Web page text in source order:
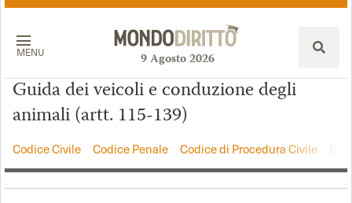
MENU 9Agosto2026
Guida dei veicoli e conduzione degli
animali (artt. 115-139)
Codice Civile Codice Penale Codice di Procedura Civile